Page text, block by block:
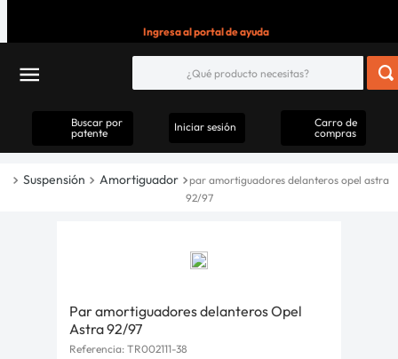
Ingresa al portal de ayuda
Buscar por
patente
Iniciar sesión
Carro de
compras
Suspensión Amortiguador
par amortiguadores delanteros opel astra
92/97
Par amortiguadores delanteros Opel
Astra 92/97
Referencia: TR002111-38